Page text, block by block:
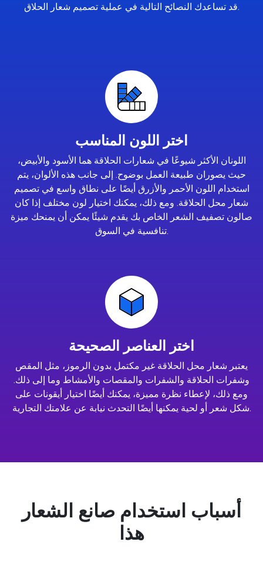
قد تساعدك النصائح التالية في عملية تصميم شعار الحلاق.
اختر اللون المناسب
اللونان الأكثر شيوعًا في شعارات الحلاقة هما الأسود والأبيض،
حيث يصوران طبيعة العمل بوضوح. إلى جانب هذه الألوان، يتم
استخدام اللون الأحمر والأزرق أيضًا على نطاق واسع في تصميم
شعار محل الحلاقة. ومع ذلك، يمكنك اختيار لون مختلف إذا كان
صالون تصفيف الشعر الخاص بك يقدم شيئًا يمكن أن يمنحك ميزة
تنافسية في السوق.
اختر العناصر الصحيحة
يعتبر شعار محل الحلاقة غير مكتمل بدون الرموز، مثل المقص
وشفرات الحلاقة والشفرات والمقصات والأمشاط وما إلى ذلك.
ومع ذلك، لإعطاء نظرة مميزة، يمكنك أيضًا اختيار أيقونات على
شكل شعر أو لحية يمكنها أيضًا التحدث نيابة عن علامتك التجارية.
أسباب استخدام صانع الشعار
هذا